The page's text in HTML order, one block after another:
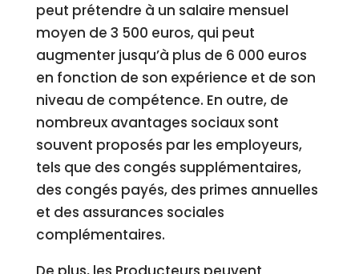
peut prétendre à un salaire mensuel
moyen de 3 500 euros, qui peut
augmenter jusqu’à plus de 6 000 euros
en fonction de son expérience et de son
niveau de compétence. En outre, de
nombreux avantages sociaux sont
souvent proposés par les employeurs,
tels que des congés supplémentaires,
des congés payés, des primes annuelles
et des assurances sociales
complémentaires.